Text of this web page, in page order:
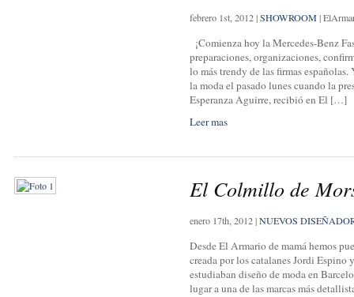
febrero 1st, 2012|SHOWROOM|
¡Comienza hoy la Mercedes-Benz
preparaciones, organizaciones,
lo más trendy de las firmas
la moda el pasado lunes cuando la
Esperanza Aguirre, recibió en El […]
Leer mas
El Colmillo de
enero 17th, 2012|NUEVOS
Desde El Armario de mamá hemos
creada por los catalanes Jordi
estudiaban diseño de moda en
lugar a una de las marcas más